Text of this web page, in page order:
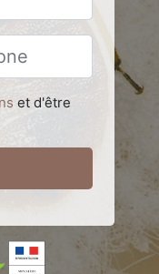
et d'être